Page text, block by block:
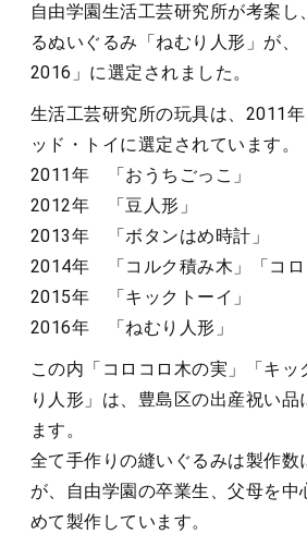
自由学園生活工芸研究所が考案し
るぬいぐるみ「ねむり人形」が、
2016」に選定されました。
生活工芸研究所の玩具は、2011
ッド・トイに選定されています。
2011年 「おうちごっこ」
2012年 「豆人形」
2013年 「ボタンはめ時計」
2014年 「コルク積み木」「コロ
2015年 「キックトーイ」
2016年 「ねむり人形」
この内「コロコロ木の実」「キッ
り人形」は、豊島区の出産祝い品
ます。
全て手作りの縫いぐるみは製作数
が、自由学園の卒業生、父母を中
めて製作しています。